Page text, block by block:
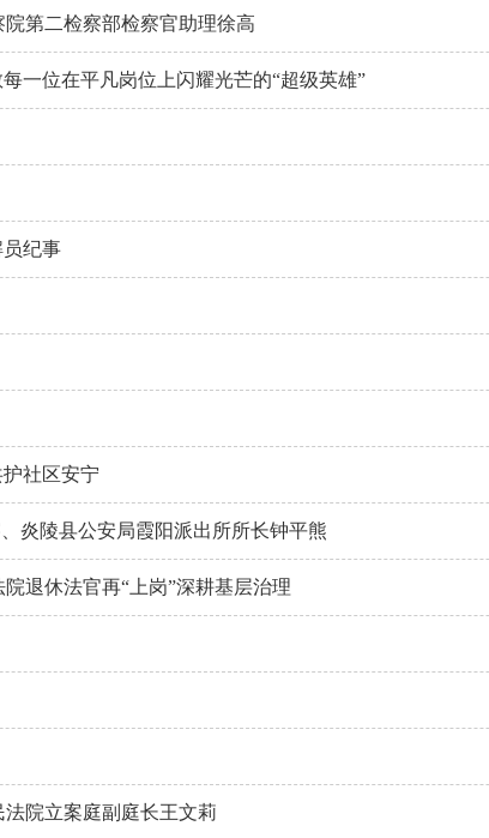
第二检察部检察官助理徐高
一位在平凡岗位上闪耀光芒的“超级英雄”
纪事
社区安宁
炎陵县公安局霞阳派出所所长钟平熊
退休法官再“上岗”深耕基层治理
院立案庭副庭长王文莉